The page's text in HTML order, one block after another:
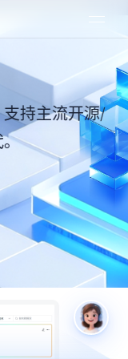
支持主流开源/
。